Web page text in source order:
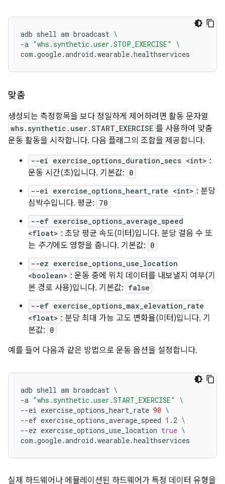
adb shell am broadcast \
-a "whs.synthetic.user.STOP_EXERCISE"
\
맞춤
생성되는 측정항목을 보다 정밀하게 제어하려면 활동 문자열
whs.synthetic.user.START_EXERCISE 를 사용하여 맞춤
운동 활동을 시작합니다. 다음 플래그의 조합을 제공합니다.
--ei exercise_options_duration_secs <int> :
운동 시간(초)입니다. 기본값: 0
--ei exercise_options_heart_rate <int> : 분당
심박수입니다. 평균: 70
--ef exercise_options_average_speed
<float> : 초당 평균 속도(미터)입니다. 분당 걸음 수 또
는 주기에도 영향을 줍니다. 기본값: 0
--ez exercise_options_use_location
<boolean> : 운동 중에 위치 데이터를 내보낼지 여부(기
본 경로 사용)입니다. 기본값: false
--ef exercise_options_max_elevation_rate
<float> : 분당 최대 가능 고도 변화율(미터)입니다. 기
본값: 0
예를 들어 다음과 같은 방법으로 운동 옵션을 설정합니다.
adb shell am broadcast \
-a "whs.synthetic.user.START_EXERCISE"
\
--ei exercise_options_heart_rate 90 \
--ef exercise_options_average_speed 1 .2 \
--ez exercise_options_use_location true \
실제 하드웨어나 에뮬레이션된 하드웨어가 특정 데이터 유형을